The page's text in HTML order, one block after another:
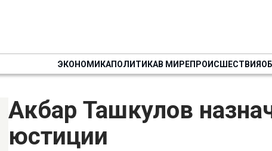
ЭКОНОМИКАПОЛИТИКАВ МИРЕПРОИСШЕСТВИЯ
Акбар Ташкулов
юстиции